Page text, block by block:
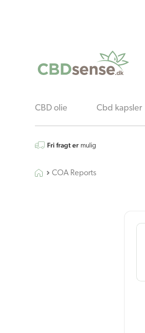
CBD olie Cbd kapsler
Fri fragt er mulig
COA Reports